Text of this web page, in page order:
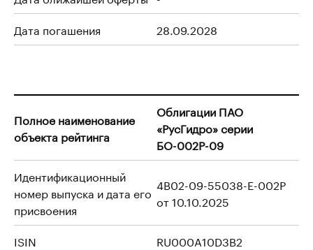
Дата погашения
28.09.2028
Полное наименование
объекта рейтинга
Облигации ПАО
«РусГидро» серии
БО-002Р-09
Идентификационный
номер выпуска и дата его
присвоения
4B02-09-55038-E-002P
от 10.10.2025
ISIN
RU000A10D3B2